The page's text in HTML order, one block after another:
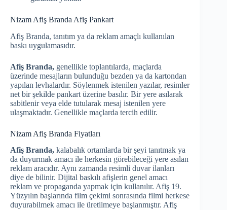
Nizam Afiş Branda Afiş Pankart
Afiş Branda, tanıtım ya da reklam amaçlı kullanılan
baskı uygulamasıdır.
Afiş Branda, genellikle toplantılarda, maçlarda
üzerinde mesajların bulunduğu bezden ya da kartondan
yapılan levhalardır. Söylenmek istenilen yazılar, resimler
net bir şekilde pankart üzerine basılır. Bir yere asılarak
sabitlenir veya elde tutularak mesaj istenilen yere
ulaşmaktadır. Genellikle maçlarda tercih edilir.
Nizam Afiş Branda Fiyatları
Afiş Branda, kalabalık ortamlarda bir şeyi tanıtmak ya
da duyurmak amacı ile herkesin görebileceği yere asılan
reklam aracıdır. Aynı zamanda resimli duvar ilanları
diye de bilinir. Dijital baskılı afişlerin genel amacı
reklam ve propaganda yapmak için kullanılır. Afiş 19.
Yüzyılın başlarında film çekimi sonrasında filmi herkese
duyurabilmek amacı ile üretilmeye başlanmıştır. Afiş